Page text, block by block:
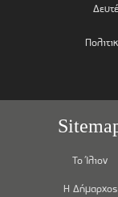
Το Ίλιον
Η Δήμαρχος